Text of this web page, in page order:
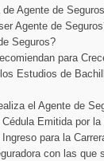
Agente de
Agente de
Seguros?
para
Estudios de
el Agente de
Emitida por la
para la
con las que